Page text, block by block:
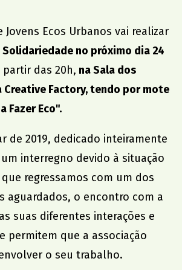
de Aveiro
de Associações Juvenis do Distrito
de Juventude de S. João da Madeira
Repeat
de Crianças e Jovens SJM
Jovens Ecos Urbanos vai realizar
Solidariedade no próximo dia 24
partir das 20h, na Sala dos
Creative Factory, tendo por mote
Fazer Eco".
de 2019, dedicado inteiramente
um interregno devido à situação
regressamos com um dos
aguardados, o encontro com a
suas diferentes interações e
permitem que a associação
o seu trabalho.